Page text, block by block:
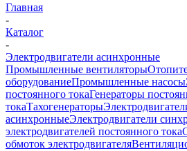
Главная
-
Каталог
-
Электродвигатели асинхронные
Промышленные вентиляторы
оборудованиеПромышленные насосы
постоянного токаГенераторы
токаТахогенераторы
асинхронныеЭлектродвигатели
электродвигателей постоянного тока
обмоток электродвигателя